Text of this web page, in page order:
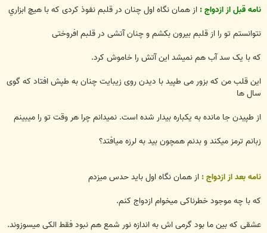
نامه قبل از ازدواج : از همان نگاه اول چنان در قلبم نفوذ کردی که با هیچ ابزاري
نتوانستم تو را از قلبم بیرون بکشم و چنان آتشی در قلبم افروختی
که با یک سد آب هم نمیشد این آتش را خاموش کرد.
این قلب من که بزور می طپید با دیدن روی زیبایت چنان به طپش افتاد که گوی
سال ها
از طپیدن جا مانده به یکباره بیدار شده است. نمیدانم چرا هر وقت تو را میبینم
زبانم ترمز میکند و بدنم همچون بید به لرزه میافتد؟
نامه بعد از ازدواج : از همان نگاه اول باید حدس میزدم
که با چه موجود خطرناکی میخوام ازدواج کنم.
عشقی که بین ما بود گرمی اش به اندازه نور شمع هم نبود فقط الکی میسوزوند.